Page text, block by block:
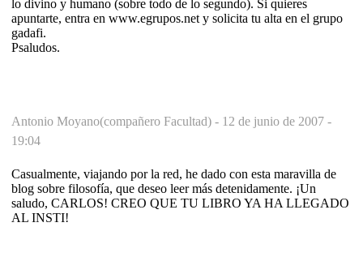
lo divino y humano (sobre todo de lo segundo). Si quieres
apuntarte, entra en www.egrupos.net y solicita tu alta en el grupo
gadafi.
Psaludos.
Antonio Moyano(compañero Facultad) - 12 de junio de 2007 -
19:04
Casualmente, viajando por la red, he dado con esta maravilla de
blog sobre filosofía, que deseo leer más detenidamente. ¡Un
saludo, CARLOS! CREO QUE TU LIBRO YA HA LLEGADO
AL INSTI!